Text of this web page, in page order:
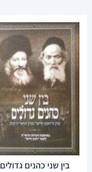
בין שני כהנים גדולים